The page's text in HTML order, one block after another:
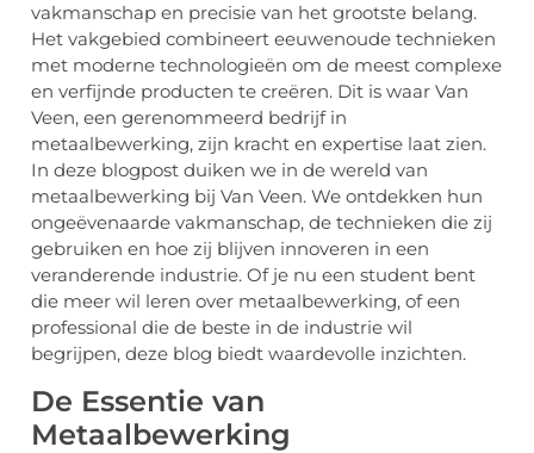
vakmanschap en precisie van het grootste belang.
Het vakgebied combineert eeuwenoude technieken
met moderne technologieën om de meest complexe
en verfijnde producten te creëren. Dit is waar Van
Veen, een gerenommeerd bedrijf in
metaalbewerking, zijn kracht en expertise laat zien.
In deze blogpost duiken we in de wereld van
metaalbewerking bij Van Veen. We ontdekken hun
ongeëvenaarde vakmanschap, de technieken die zij
gebruiken en hoe zij blijven innoveren in een
veranderende industrie. Of je nu een student bent
die meer wil leren over metaalbewerking, of een
professional die de beste in de industrie wil
begrijpen, deze blog biedt waardevolle inzichten.
De Essentie van
Metaalbewerking